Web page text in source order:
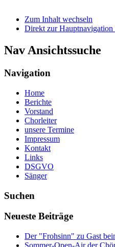
Zum Inhalt wechseln
Direkt zur
Nav Ansichtssuche
Navigation
Home
Berichte
Vorstand
Chorleiter
unsere Termine
Impressum
Kontakt
Links
DSGVO
Sänger
Suchen
Neueste Beiträge
Der "Frohsinn" zu Gast